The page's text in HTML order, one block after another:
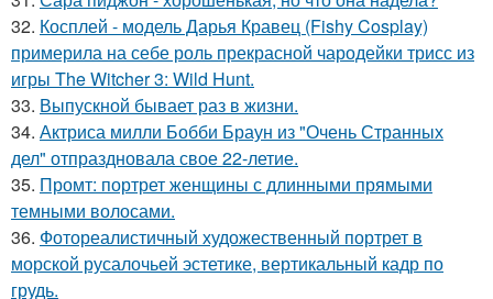
32. Косплей - модель Дарья Кравец (Fishy Cosplay)
примерила на себе роль прекрасной чародейки трисс из
игры The Witcher 3: Wild Hunt.
33. Выпускной бывает раз в жизни.
34. Актриса милли Бобби Браун из "Очень Странных
дел" отпраздновала свое 22-летие.
35. Промт: портрет женщины с длинными прямыми
темными волосами.
36. Фотореалистичный художественный портрет в
морской русалочьей эстетике, вертикальный кадр по
грудь.